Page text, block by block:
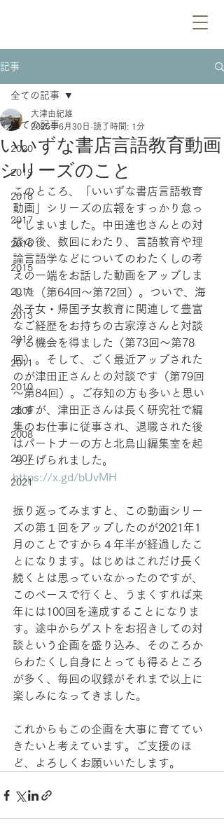
記事
全ての記事
2020
2019
2018
2017
2016
2015
2014
2013
2012
2011
2010
2009
2008
2007
2021
全ての記事
いいずな書店言語教育動画
シリーズのこと
大津由紀雄
2025年6月30日 読了時間: 1分
このところ、「いいずな書店言語教育
動画」シリーズの広報をすっかり怠っ
てしまいました。中田達也さんとの対
談の後、数回にわたり、言語教育や理
論言語学などについてのわたくしの考
えの一端をお話した動画をアップしま
した（第64回～第72回）。ついで、海
外子女・帰国子女教育に関連して豊富
なご経歴をお持ちの古家淳さんと対談
する機会を得ました（第73回～第78
回）。そして、ごく最近アップされた
のが津田正さんとの対談です（第79回
～第84回）。ご存知の方も多いと思い
ますが、津田正さんは長く研究社で編
集のお仕事に従事され、退職された後
はパートナーの方と北烏山編集室を起
ち上げられました。
https://x.gd/bUvMH
振り返ってみますと、この動画シリー
ズの第１回をアップしたのが2021年1
月のことですから４年半が経過したこ
とになります。はじめはこれだけ長く
続くとは思っていなかったのですが、
このペースで行くと、うまくすれば来
年には100回を達成することになりま
す。途中からゲストをお招きしての対
談という企画を盛り込み、そのころか
らわたくし自身にとっても得るところ
が多く、毎回の収録がそれまで以上に
楽しみになってきました。
これからもこの企画を大事に育ててい
きたいと考えています。ご支援のほ
ど、よろしくお願いいたします。